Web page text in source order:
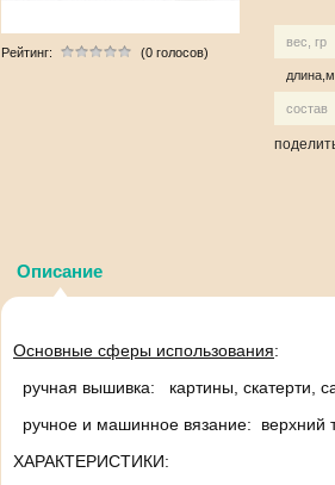
Рейтинг: (0 голосов)
вес, гр
длина,м
состав
Описание
Основные сферы использования:
ручная вышивка: картины, скатерти,
ручное и машинное вязание: верхний
ХАРАКТЕРИСТИКИ: